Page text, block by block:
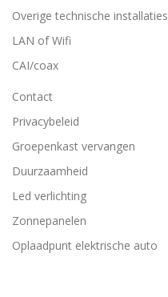
Overige technische installaties
LAN of Wifi
CAI/coax
Contact
Privacybeleid
Groepenkast vervangen
Duurzaamheid
Led verlichting
Zonnepanelen
Oplaadpunt elektrische auto